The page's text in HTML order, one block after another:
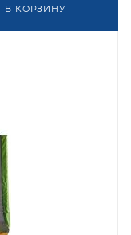
В КОРЗИНУ